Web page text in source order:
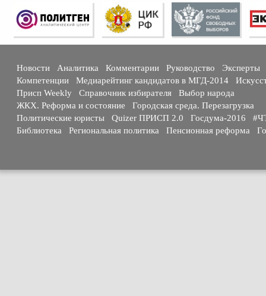
Новости Аналитика Комментарии Руководство
Эксперты
Компетенции
Медиарейтинг кандидатов в МГД-2014
Присп Weekly
Справочник избирателя
Выбор народа
ЖКХ. Реформа и состояние
Городская среда. Перезагрузка
Политические юристы
Quizer ПРИСП 2.0 Госдума-2016
Библиотека
Региональная политика Пенсионная реформа